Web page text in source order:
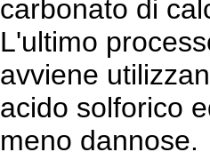
carbonato di
L'ultimo
avviene
acido solforico
meno dannose.